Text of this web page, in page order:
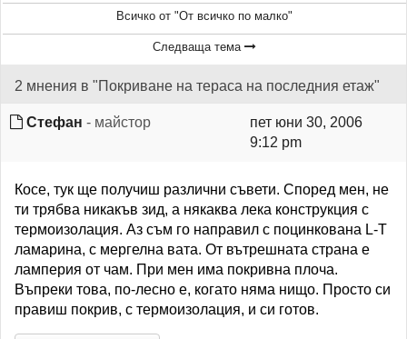
Всичко от "От всичко по малко"
Следваща тема
2 мнения в "Покриване на тераса на последния етаж"
Стефан - майстор
пет юни 30, 2006
9:12 pm
Косе, тук ще получиш различни съвети. Според мен, не
ти трябва никакъв зид, а някаква лека конструкция с
термоизолация. Аз съм го направил с поцинкована L-T
ламарина, с мергелна вата. От вътрешната страна е
ламперия от чам. При мен има покривна плоча.
Въпреки това, по-лесно е, когато няма нищо. Просто си
правиш покрив, с термоизолация, и си готов.